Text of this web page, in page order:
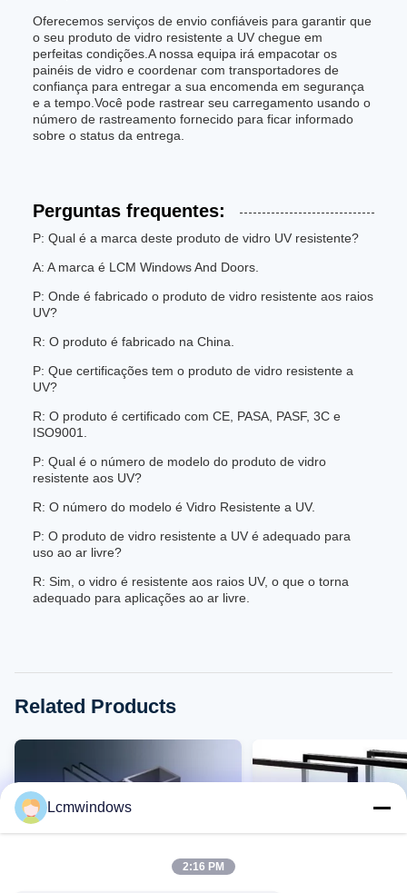
Oferecemos serviços de envio confiáveis para garantir que
o seu produto de vidro resistente a UV chegue em
perfeitas condições.A nossa equipa irá empacotar os
painéis de vidro e coordenar com transportadores de
confiança para entregar a sua encomenda em segurança
e a tempo.Você pode rastrear seu carregamento usando o
número de rastreamento fornecido para ficar informado
sobre o status da entrega.
Perguntas frequentes:
P: Qual é a marca deste produto de vidro UV resistente?
A: A marca é LCM Windows And Doors.
P: Onde é fabricado o produto de vidro resistente aos raios
UV?
R: O produto é fabricado na China.
P: Que certificações tem o produto de vidro resistente a
UV?
R: O produto é certificado com CE, PASA, PASF, 3C e
ISO9001.
P: Qual é o número de modelo do produto de vidro
resistente aos UV?
R: O número do modelo é Vidro Resistente a UV.
P: O produto de vidro resistente a UV é adequado para
uso ao ar livre?
R: Sim, o vidro é resistente aos raios UV, o que o torna
adequado para aplicações ao ar livre.
Related Products
Lcmwindows
2:16 PM